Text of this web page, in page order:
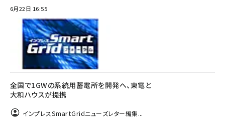
6月22日 16:55
全国で1GWの系統用蓄電所を開発へ、東電と
大和ハウスが提携
インプレスSmartGridニューズレター編集...